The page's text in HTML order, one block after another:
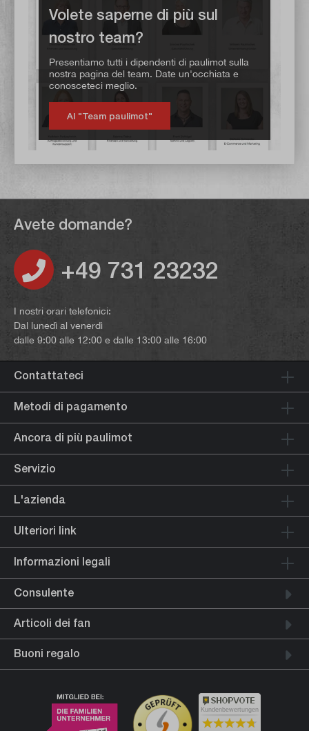
Volete saperne di più sul
nostro team?
Presentiamo tutti i dipendenti di paulimot sulla
nostra pagina del team. Date un'occhiata e
conosceteci meglio.
Al "Team paulimot"
Avete domande?
+49 731 23232
I nostri orari telefonici:
Dal lunedì al venerdì
dalle 9:00 alle 12:00 e dalle 13:00 alle 16:00
Contattateci
Metodi di pagamento
Ancora di più paulimot
Servizio
L'azienda
Ulteriori link
Informazioni legali
Consulente
Articoli dei fan
Buoni regalo
Kundenbewertungen